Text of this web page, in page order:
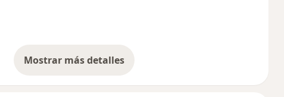
del Vicario General de la Archidiócesis de
Olímpicos en diversos deportes como artes
al recomendar altamente su servicio.
Mostrar más detalles
sobre la experiencia